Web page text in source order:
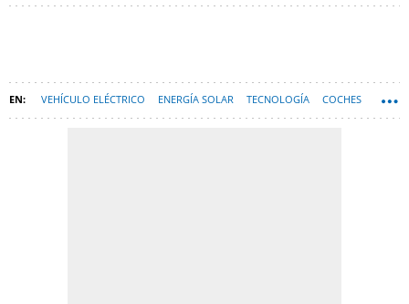
VEHÍCULO ELÉCTRICO ENERGÍA SOLAR TECNOLOGÍA COCHES